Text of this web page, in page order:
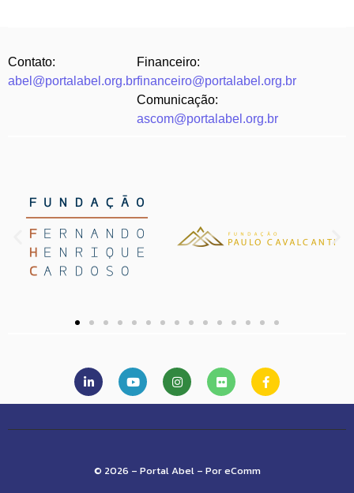
Contato:
abel@portalabel.org.br
Financeiro:
financeiro@portalabel.org.br
Comunicação:
ascom@portalabel.org.br
© 2026 – Portal Abel – Por eComm